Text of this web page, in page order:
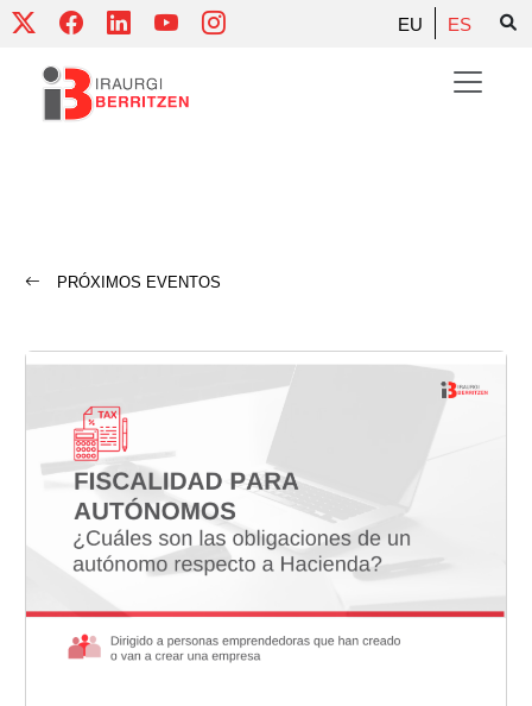
Skip
content
EU ES
PRÓXIMOS EVENTOS